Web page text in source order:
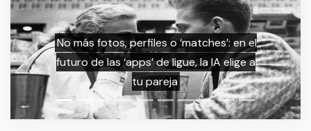
perfiles o ‘matches’: en el
‘apps’ de ligue, la IA elige a
tu pareja
EE.UU.
millones de
la posesión
Previous Next